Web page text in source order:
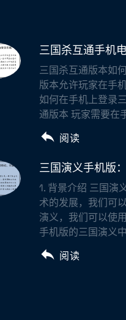
三国杀互通手机
三国杀互通版本如
版本允许玩家在手
如何在手机上登录
通版本 玩家需要在
阅读
三国演义手机版
1. 背景介绍 三国演
术的发展，我们可
演义，我们可以使
手机版的三国演义
阅读